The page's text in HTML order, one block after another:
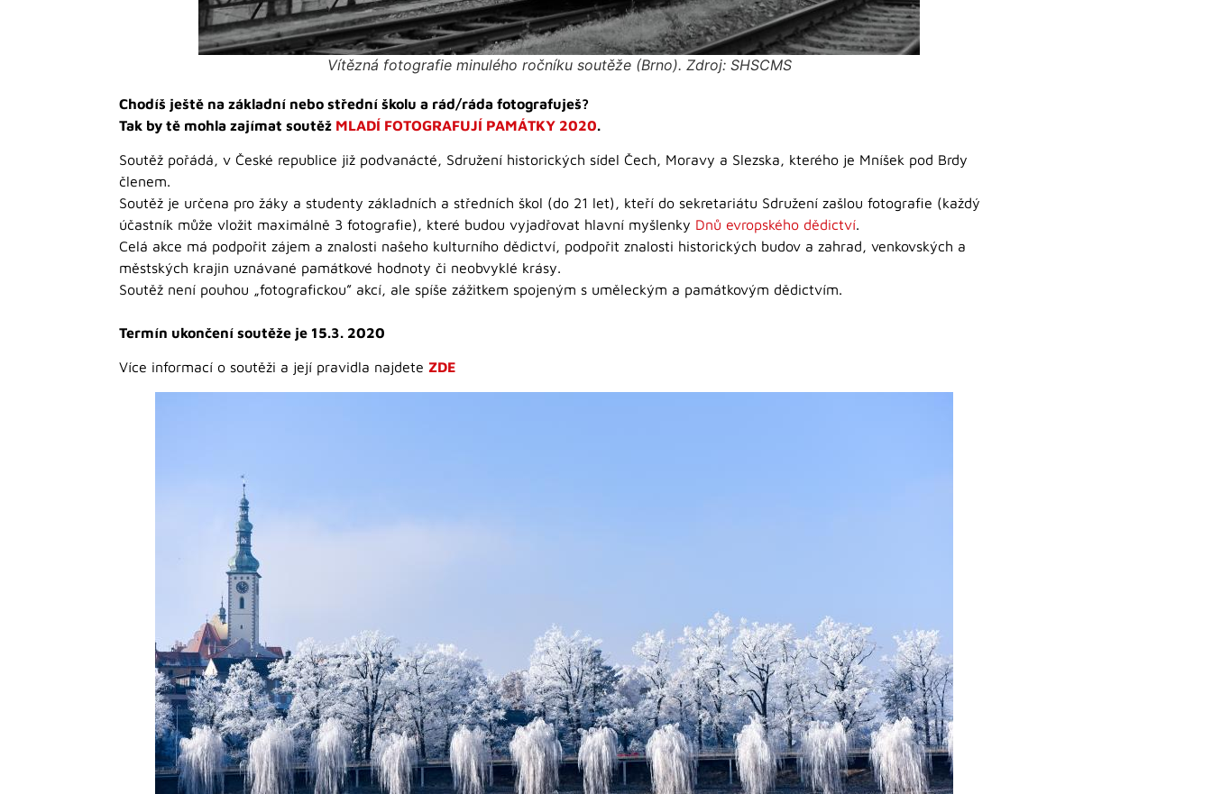
Vítězná fotografie minulého ročníku soutěže (Brno). Zdroj: SHSCMS
Chodíš ještě na základní nebo střední školu a rád/ráda fotografuješ?
Tak by tě mohla zajímat soutěž MLADÍ FOTOGRAFUJÍ PAMÁTKY 2020.
Soutěž pořádá, v České republice již podvanácté, Sdružení historických sídel Čech, Moravy a Slezska, kterého je Mníšek pod Brdy
členem.
Soutěž je určena pro žáky a studenty základních a středních škol (do 21 let), kteří do sekretariátu Sdružení zašlou fotografie (každý
účastník může vložit maximálně 3 fotografie), které budou vyjadřovat hlavní myšlenky Dnů evropského dědictví.
Celá akce má podpořit zájem a znalosti našeho kulturního dědictví, podpořit znalosti historických budov a zahrad, venkovských a
městských krajin uznávané památkové hodnoty či neobvyklé krásy.
Soutěž není pouhou „fotografickou” akcí, ale spíše zážitkem spojeným s uměleckým a památkovým dědictvím.
Termín ukončení soutěže je 15.3. 2020
Více informací o soutěži a její pravidla najdete ZDE